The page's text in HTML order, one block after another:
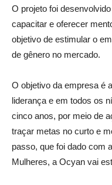
O projeto foi
capacitar e oferecer
objetivo de estimular o
de gênero no mercado.
O objetivo da empresa é
liderança e em todos os
cinco anos, por meio de
traçar metas no curto e
passo, que foi dado com
Mulheres, a Ocyan vai